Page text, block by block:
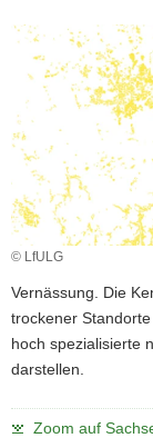
© LfULG
Vernässung. Die
trockener
hoch spezialisierte
darstellen.
Zoom auf